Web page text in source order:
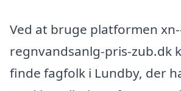
Ved at bruge platformen
regnvandsanlg-pris-zub.dk
finde fagfolk i Lundby, der